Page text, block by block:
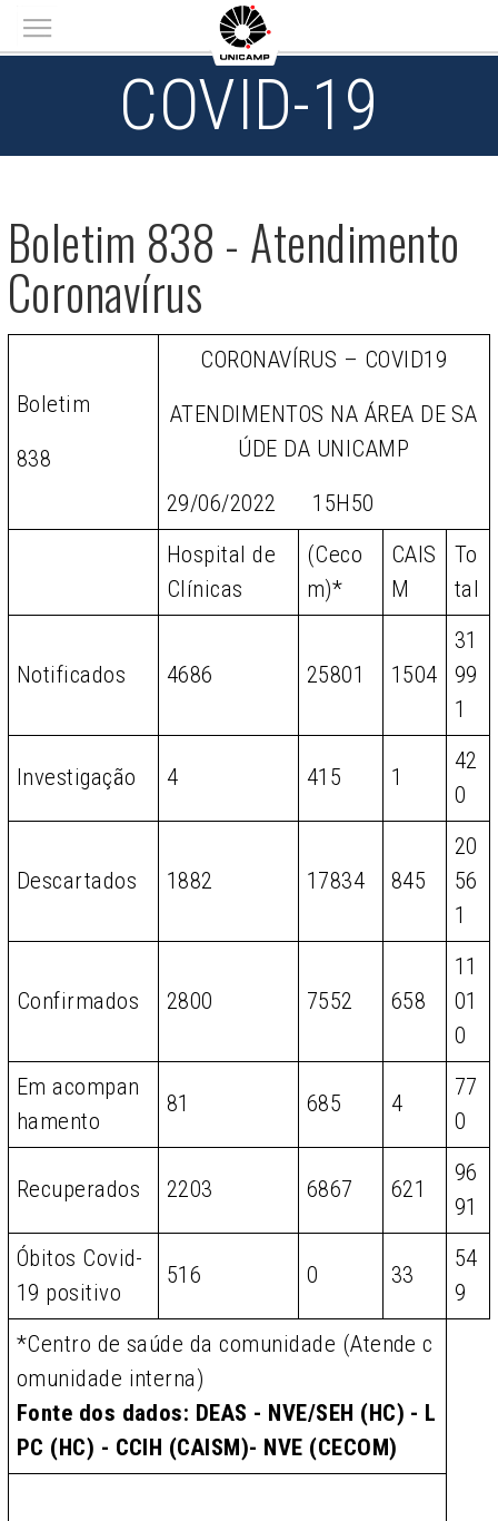
Main menu
COVID-19
Boletim 838 - Atendimento
Coronavírus
Boletim
838
CORONAVÍRUS – COVID19
ATENDIMENTOS NA ÁREA DE SA
ÚDE DA UNICAMP
29/06/2022 15H50
Hospital de
Clínicas
(Ceco
m)*
CAIS
M
To
tal
Notificados 4686 25801 1504
31
99
1
Investigação 4 415 1
42
0
Descartados 1882 17834 845
20
56
1
Confirmados 2800 7552 658
11
01
0
Em acompan
hamento
81 685 4
77
0
Recuperados 2203 6867 621
96
91
Óbitos Covid-
19 positivo
516 0 33
54
9
*Centro de saúde da comunidade (Atende c
omunidade interna)
Fonte dos dados: DEAS - NVE/SEH (HC) - L
PC (HC) - CCIH (CAISM)- NVE (CECOM)